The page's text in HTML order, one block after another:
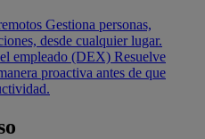
Gestiona personas,
desde cualquier lugar.
empleado (DEX) Resuelve
proactiva antes de que